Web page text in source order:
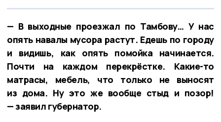
— В выходные проезжал по Тамбову… У нас
опять навалы мусора растут. Едешь по городу
и видишь, как опять помойка начинается.
Почти на каждом перекрёстке. Какие-то
матрасы, мебель, что только не выносят
из дома. Ну это же вообще стыд и позор!
— заявил губернатор.